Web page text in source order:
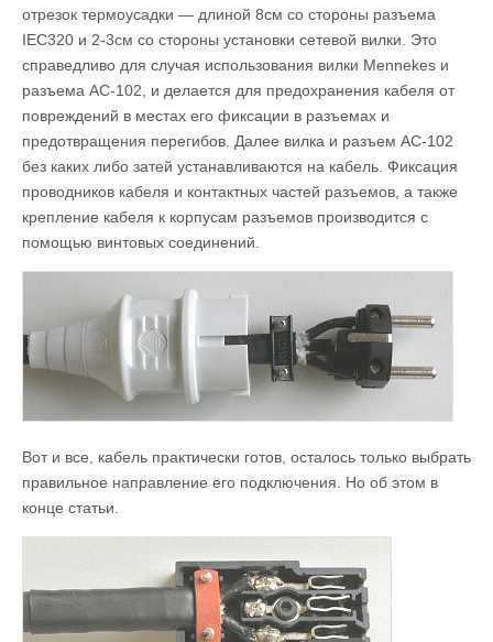
отрезок термоусадки — длиной 8см со стороны разъема
IEC320 и 2-3см со стороны установки сетевой вилки. Это
справедливо для случая использования вилки Mennekes и
разъема AC-102, и делается для предохранения кабеля от
повреждений в местах его фиксации в разъемах и
предотвращения перегибов. Далее вилка и разъем AC-102
без каких либо затей устанавливаются на кабель. Фиксация
проводников кабеля и контактных частей разъемов, а также
крепление кабеля к корпусам разъемов производится с
помощью винтовых соединений.
Вот и все, кабель практически готов, осталось только выбрать
правильное направление его подключения. Но об этом в
конце статьи.